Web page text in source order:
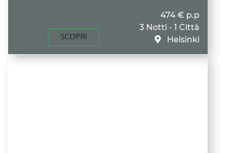
SCOPRI
474 € p.p
3 Notti - 1 Città
Helsinki